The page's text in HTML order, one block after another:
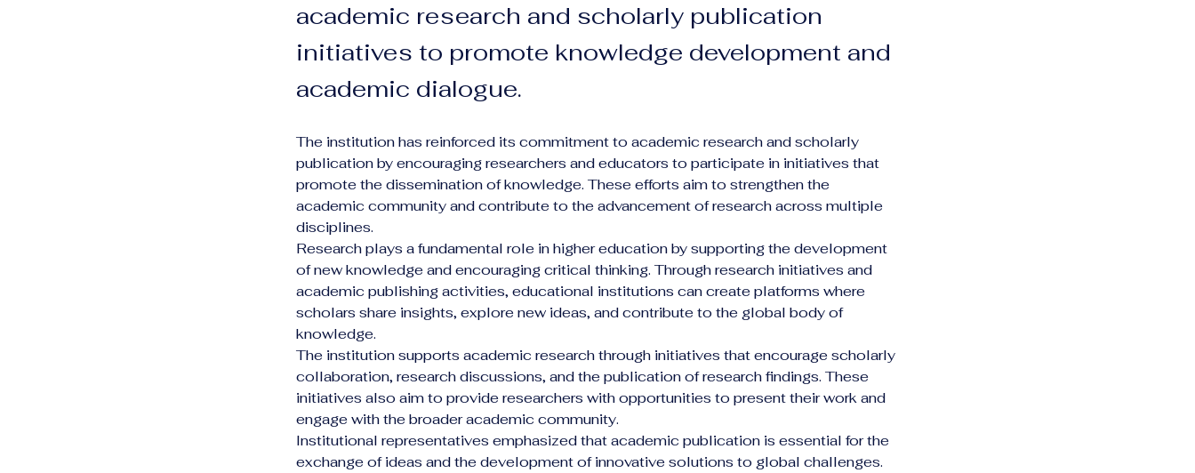
academic research and scholarly publication
initiatives to promote knowledge development and
academic dialogue.
The institution has reinforced its commitment to academic research and scholarly
publication by encouraging researchers and educators to participate in initiatives that
promote the dissemination of knowledge. These efforts aim to strengthen the
academic community and contribute to the advancement of research across multiple
disciplines.
Research plays a fundamental role in higher education by supporting the development
of new knowledge and encouraging critical thinking. Through research initiatives and
academic publishing activities, educational institutions can create platforms where
scholars share insights, explore new ideas, and contribute to the global body of
knowledge.
The institution supports academic research through initiatives that encourage scholarly
collaboration, research discussions, and the publication of research findings. These
initiatives also aim to provide researchers with opportunities to present their work and
engage with the broader academic community.
Institutional representatives emphasized that academic publication is essential for the
exchange of ideas and the development of innovative solutions to global challenges.